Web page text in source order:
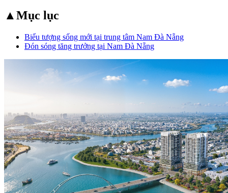
▲Mục lục
Biểu tượng sống mới tại trung tâm Nam Đà Nẵng
Đón sóng tăng trưởng tại Nam Đà Nẵng